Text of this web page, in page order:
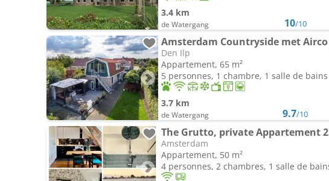
3.4 km
de Watergang 10/10
Den Ilp
Appartement, 65 m²
5 personnes, 1 chambre, 1 salle de bains
3.7 km
de Watergang 9.7/10
The Grutto, private Appartement
Amsterdam
Appartement, 50 m²
4 personnes, 2 chambres, 1 salle de